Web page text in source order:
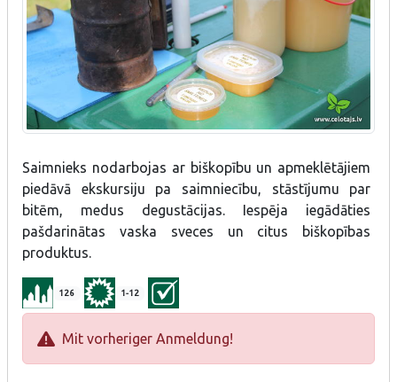
Saimnieks nodarbojas ar biškopību un apmeklētājiem
piedāvā ekskursiju pa saimniecību, stāstījumu par
bitēm, medus degustācijas. Iespēja iegādāties
pašdarinātas vaska sveces un citus biškopības
produktus.
126 1-12
Mit vorheriger Anmeldung!